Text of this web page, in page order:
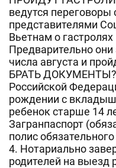
ведутся
представителями
Вьетнам о гастролях
Предварительно
числа августа и
БРАТЬ ДОКУМЕНТЫ?
Российской
рождении с
ребенок старше 14
Загранпаспорт
полис
4. Нотариально
родителей на выезд